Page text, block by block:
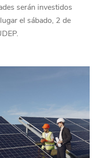
serán investidos
el sábado, 2 de